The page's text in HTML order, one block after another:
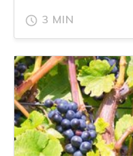
3 MIN